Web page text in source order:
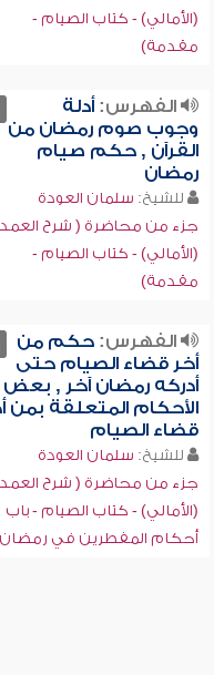
(الأمالي) - كتاب الصيام -
مقدمة)
الفهرس:أدلة
وجوب صوم رمضان من
القرآن , حكم صيام
رمضان
للشيخ: سلمان العودة
جزء من محاضرة ( شرح
(الأمالي) - كتاب الصيام -
مقدمة)
الفهرس:حكم من
أخر قضاء الصيام حتى
أدركه رمضان آخر , بعض
الأحكام المتعلقة بمن
قضاء الصيام
للشيخ: سلمان العودة
جزء من محاضرة ( شرح
(الأمالي) - كتاب الصيام - باب
أحكام المفطرين في